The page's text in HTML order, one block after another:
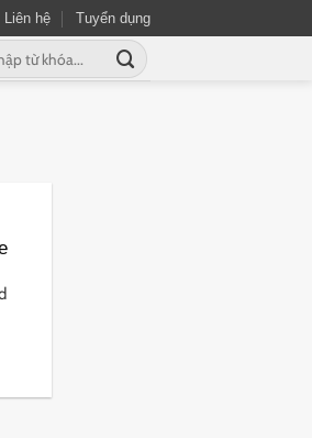
Liên hệ Tuyển dụng